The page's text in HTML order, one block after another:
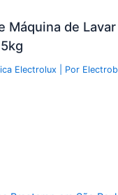
Máquina de Lavar
Electrolux | Por